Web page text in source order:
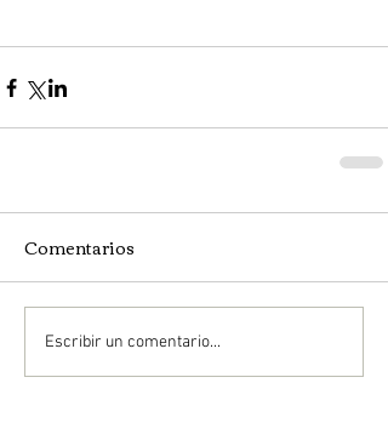
Comentarios
Escribir un comentario...